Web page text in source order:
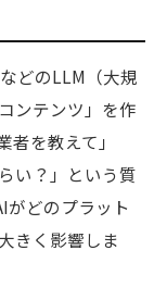
どのLLM（大規
ンテンツ」を作
を教えて」
い？」という質
がどのプラット
きく影響しま